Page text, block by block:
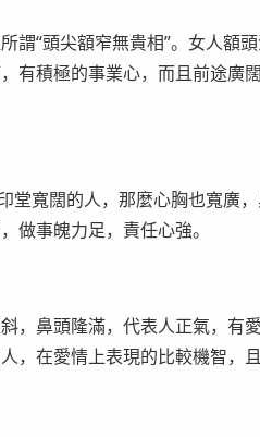
謂“頭尖額窄無貴相”。女人額
有積極的事業心，而且前途廣
堂寬闊的人，那麼心胸也寬廣
做事魄力足，責任心強。
，鼻頭隆滿，代表人正氣，有
，在愛情上表現的比較機智，